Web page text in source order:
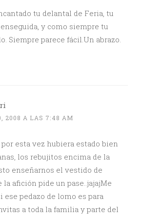
tu delantal de Feria, tu
y como siempre tu
Siempre parece fácil.Un abrazo.
2008 A LAS 7:48 AM
esta vez hubiera estado bien
los rebujitos encima de la
enseñarnos el vestido de
la afición pide un pase..jajajMe
ese pedazo de lomo es para
a toda la familia y parte del